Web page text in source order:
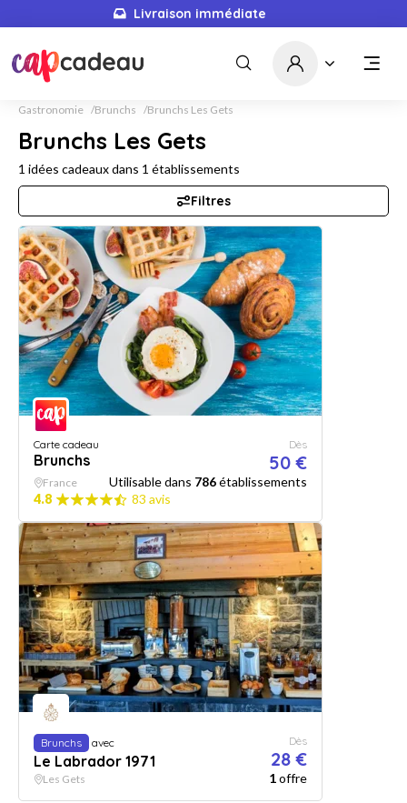
Livraison immédiate
Gastronomie Brunchs Brunchs Les Gets
Brunchs Les Gets
1 idées cadeaux dans 1 établissements
Filtres
Carte cadeau
Brunchs
Dès
50 €
France Utilisable dans 786établissements
4.8
83 avis
Brunchs avec
Le Labrador 1971
Dès
28 €
Les Gets 1offre